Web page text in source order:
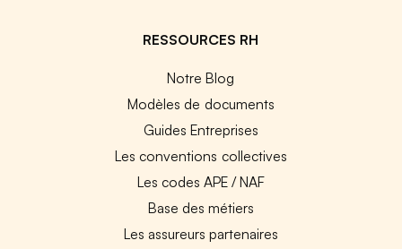
RESSOURCES RH
Notre Blog
Modèles de documents
Guides Entreprises
Les conventions collectives
Les codes APE / NAF
Base des métiers
Les assureurs partenaires